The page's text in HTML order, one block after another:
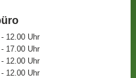
12.00 Uhr
17.00 Uhr
12.00 Uhr
12.00 Uhr